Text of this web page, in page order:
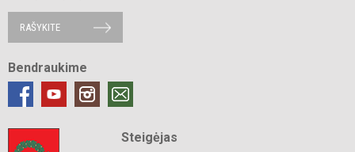
RAŠYKITE
Bendraukime
Steigėjas